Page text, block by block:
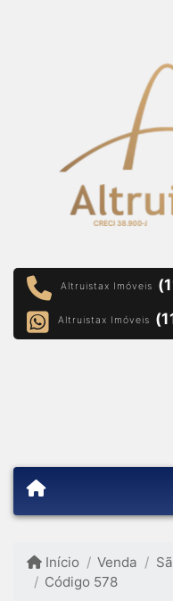
Altruistax Imóveis
Altruistax Imóveis
Início Venda
Código 578